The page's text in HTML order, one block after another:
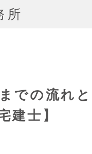
所
での流れ
建士】